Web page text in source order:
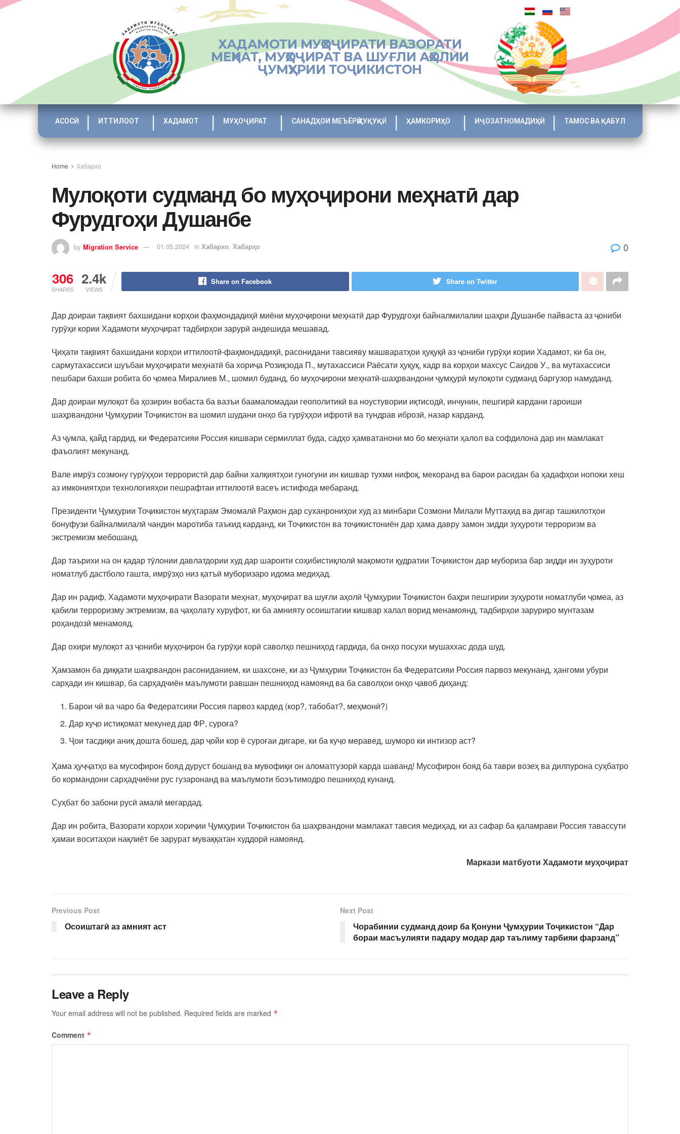
ХАДАМОТИ МУҲОҶИРАТИ ВАЗОРАТИ
МЕҲНАТ, МУҲОҶИРАТ ВА ШУҒЛИ АҲОЛИИ
ҶУМҲУРИИ ТОҶИКИСТОН
АСОСӢ ИТТИЛООТ ХАДАМОТ МУҲОҶИРАТ САНАДҲОИ МЕЪЁРӢ ҲУҚУҚӢ ҲАМКОРИҲО ИҶОЗАТНОМАДИҲӢ ТАМОС ВА ҚАБУЛ
Home Хабархо
Мулоқоти судманд бо муҳоҷирони меҳнатӣ дар
Фурудгоҳи Душанбе
by Migration Service 01.05.2024 in Хабархо, Хабарҳо 0
306
SHARES
2.4k
VIEWS
Share on Facebook Share on Twitter
Дар доираи тақвият бахшидани корҳои фаҳмондадиҳӣ миёни муҳоҷирони меҳнатӣ дар Фурудгоҳи байналмилалии шаҳри Душанбе пайваста аз ҷониби
гурӯҳи кории Хадамоти муҳоҷират тадбирҳои зарурӣ андешида мешавад.
Ҷиҳати тақвият бахшидани корҳои иттилоотӣ-фаҳмондадиҳӣ, расонидани тавсияву машваратҳои ҳуқуқӣ аз ҷониби гурӯҳи кории Хадамот, ки ба он,
сармутахассиси шуъбаи муҳоҷирати меҳнатӣ ба хориҷа Розиқзода П., мутахассиси Раёсати ҳуқуқ, кадр ва корҳои махсус Саидов У., ва мутахассиси
пешбари бахши робита бо ҷомеа Миралиев М., шомил буданд, бо муҳоҷирони меҳнатӣ-шаҳрвандони ҷумҳурӣ мулоқоти судманд баргузор намуданд.
Дар доираи мулоқот ба ҳозирин вобаста ба вазъи баамаломадаи геополитикӣ ва ноустувории иқтисодӣ, инчунин, пешгирӣ кардани гароиши
шаҳрвандони Ҷумҳурии Тоҷикистон ва шомил шудани онҳо ба гурӯҳҳои ифротӣ ва тундрав иброзӣ, назар карданд.
Аз ҷумла, қайд гардид, ки Федератсияи Россия кишвари сермиллат буда, садҳо ҳамватанони мо бо меҳнати ҳалол ва софдилона дар ин мамлакат
фаъолият мекунанд.
Вале имрӯз созмону гурӯҳҳои террористӣ дар байни халқиятҳои гуногуни ин кишвар тухми нифоқ, мекоранд ва барои расидан ба ҳадафҳои нопоки хеш
аз имкониятҳои технологияҳои пешрафтаи иттилоотӣ васеъ истифода мебаранд.
Президенти Ҷумҳурии Тоҷикистон муҳтарам Эмомалӣ Раҳмон дар суханрониҳои худ аз минбари Созмони Милали Муттаҳид ва дигар ташкилотҳои
бонуфузи байналмилалӣ чандин маротиба таъкид карданд, ки Тоҷикистон ва тоҷикистониён дар ҳама давру замон зидди зуҳуроти терроризм ва
экстремизм мебошанд.
Дар таърихи на он қадар тӯлонии давлатдории худ дар шароити соҳибистиқлолӣ мақомоти қудратии Тоҷикистон дар мубориза бар зидди ин зуҳуроти
номатлуб дастболо гашта, имрӯзҳо низ қатъӣ муборизаро идома медиҳад.
Дар ин радиф, Хадамоти муҳоҷирати Вазорати меҳнат, муҳоҷират ва шуғли аҳолӣ Ҷумҳурии Тоҷикистон баҳри пешгирии зуҳуроти номатлуби ҷомеа, аз
қабили терроризму эктремизм, ва ҷаҳолату хуруфот, ки ба амнияту осоиштагии кишвар халал ворид менамоянд, тадбирҳои заруриро мунтазам
роҳандозӣ менамояд.
Дар охири мулоқот аз ҷониби муҳоҷирон ба гурӯҳи корӣ саволҳо пешниҳод гардида, ба онҳо посухи мушаххас дода шуд.
Ҳамзамон ба диққати шаҳрвандон расониданием, ки шахсоне, ки аз Ҷумҳурии Тоҷикистон ба Федератсияи Россия парвоз мекунанд, ҳангоми убури
сарҳади ин кишвар, ба сарҳадчиён маълумоти равшан пешниҳод намоянд ва ба саволҳои онҳо ҷавоб диҳанд:
Барои чӣ ва чаро ба Федератсияи Россия парвоз кардед (кор?, табобат?, меҳмонӣ?)
Дар куҷо истиқомат мекунед дар ФР, суроға?
Ҷои тасдиқи аниқ дошта бошед, дар ҷойи кор ё суроғаи дигаре, ки ба куҷо меравед, шуморо ки интизор аст?
Ҳама ҳуҷҷатҳо ва мусофирон бояд дуруст бошанд ва мувофиқи он аломатгузорӣ карда шаванд! Мусофирон бояд ба таври возеҳ ва дилпурона суҳбатро
бо кормандони сарҳадчиёни рус гузаронанд ва маълумоти боэътимодро пешниҳод кунанд.
Суҳбат бо забони русӣ амалӣ мегардад.
Дар ин робита, Вазорати корҳои хориҷии Ҷумҳурии Тоҷикистон ба шаҳрвандони мамлакат тавсия медиҳад, ки аз сафар ба қаламрави Россия тавассути
ҳамаи воситаҳои нақлиёт бе зарурат муваққатан худдорӣ намоянд.
Маркази матбуоти Хадамоти муҳоҷират
Previous Post
Осоиштагӣ аз амният аст
Next Post
Чорабинии судманд доир ба Қонуни Ҷумҳурии Тоҷикистон “Дар
бораи масъулияти падару модар дар таълиму тарбияи фарзанд”
Leave a Reply
Your email address will not be published. Required fields are marked *
Comment *